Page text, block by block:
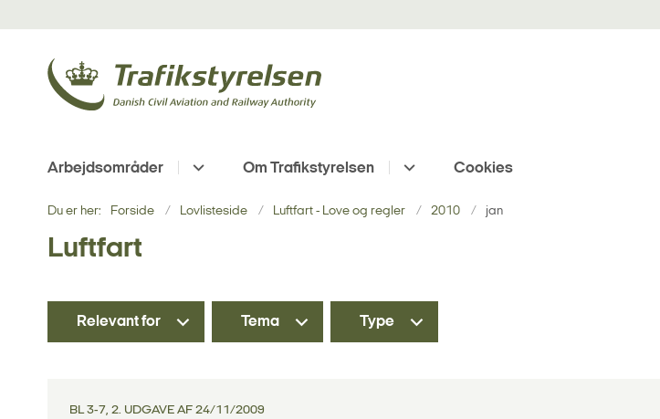
Arbejdsområder Om Trafikstyrelsen Cookies
Du er her: Forside Lovlisteside Luftfart - Love og regler 2010 jan
Luftfart
Relevant for Tema Type
BL 3-7, 2. UDGAVE AF 24/11/2009